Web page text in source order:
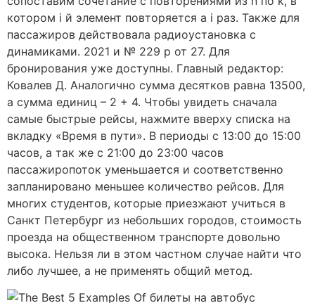
котором i й элемент повторяется a i раз. Также для
пассажиров действовала радиоустановка с
динамиками. 2021 и № 229 р от 27. Для
бронирования уже доступны. Главный редактор:
Ковалев Д. Аналогично сумма десятков равна 13500,
а сумма единиц – 2 + 4. Чтобы увидеть сначала
самые быстрые рейсы, нажмите вверху списка на
вкладку «Время в пути». В периоды с 13:00 до 15:00
часов, а так же с 21:00 до 23:00 часов
пассажиропоток уменьшается и соответственно
запланировано меньшее количество рейсов. Для
многих студентов, которые приезжают учиться в
Санкт Петербург из небольших городов, стоимость
проезда на общественном транспорте довольно
высока. Нельзя ли в этом частном случае найти что
либо лучшее, а не применять общий метод.